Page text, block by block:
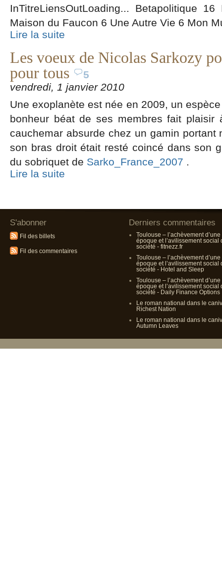
InTitreLiensOutLoading... Betapolitique
Maison du Faucon 6 Une Autre Vie 6 Mon
Lire la suite
Les voeux de Nicolas Sarkozy
pour tous
5
vendredi, 1 janvier 2010
Une exoplanète est née en 2009, un
bonheur béat de ses membres fait plaisir
cauchemar absurde chez un gamin
son bras droit était resté coincé dans son
du sobriquet de Sarko_France_2007 .
Lire la suite
S'abonner
Fil des billets
Fil des commentaires
Derniers commentaires
Toulouse – l’achèvement d’une
époque et l’avilissement social
société - fitnezz.fr
Toulouse – l’achèvement d’une
époque et l’avilissement social
société - Hotel and Sleep
Toulouse – l’achèvement d’une
époque et l’avilissement social
société - Daily Finance Options
Le roman national dans le
Richest Nation
Le roman national dans le
Autumn Leaves